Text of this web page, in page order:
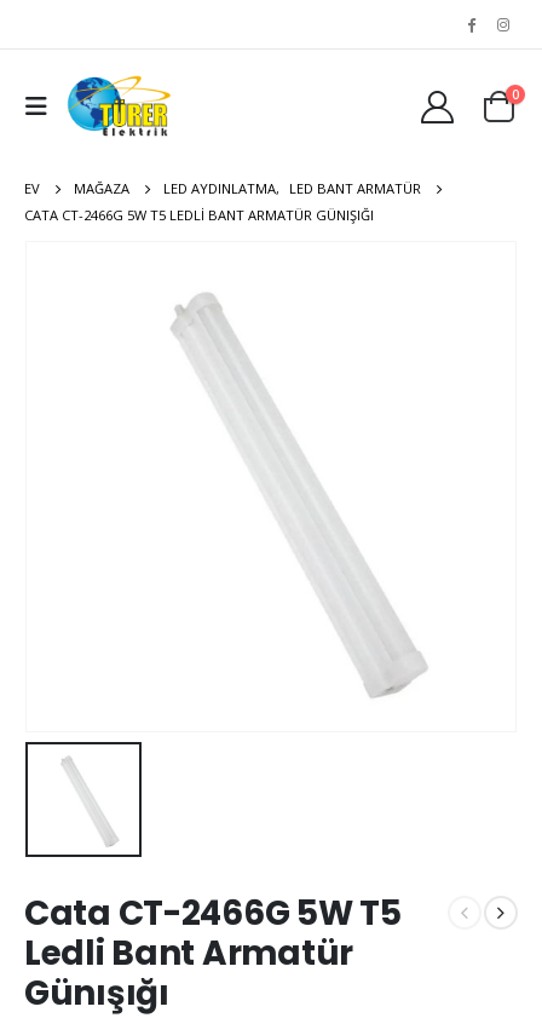
0
EV MAĞAZA LED AYDINLATMA,
LED BANT ARMATÜR
CATA CT-2466G 5W T5 LEDLI BANT ARMATÜR GÜNIŞIĞI
Cata CT-2466G 5W T5
Ledli Bant Armatür
Günışığı